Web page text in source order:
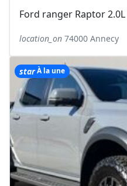
location_on 74000 Annecy
starÀ la une